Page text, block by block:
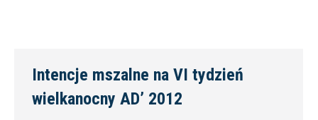
Intencje mszalne na VI tydzień
wielkanocny AD’ 2012